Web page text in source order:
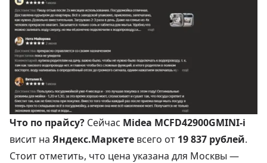
Что по прайсу? Сейчас Midea MCFD42900GMINI-i
висит на Яндекс.Маркете всего от 19 837 рублей.
Стоит отметить, что цена указана для Москвы —